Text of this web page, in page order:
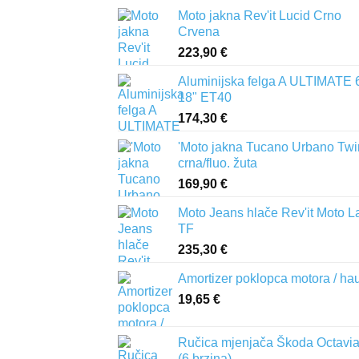
Moto jakna Rev'it Lucid Crno
Crvena
223,90 €
Aluminijska felga A ULTIMATE
18" ET40
174,30 €
'Moto jakna Tucano Urbano
crna/fluo. žuta
169,90 €
Moto Jeans hlače Rev'it Moto
TF
235,30 €
Amortizer poklopca motora /
19,65 €
Ručica mjenjača Škoda Octavia